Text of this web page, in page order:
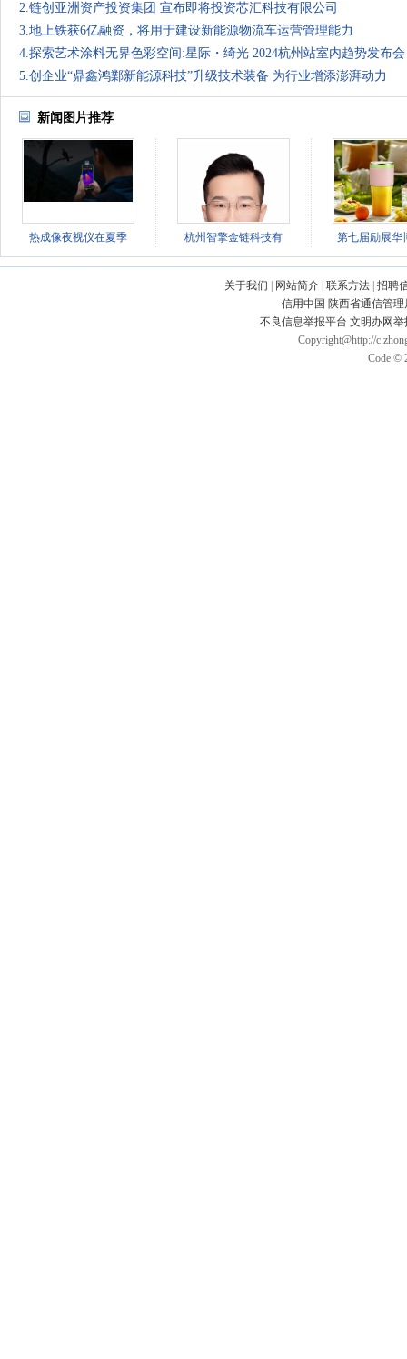
2.链创亚洲资产投资集团 宣布即将投资芯汇科技有限公司
3.地上铁获6亿融资，将用于建设新能源物流车运营管理能力
4.探索艺术涂料无界色彩空间:星际・绮光 2024杭州站室内趋势发布会
5.创企业“鼎鑫鸿鄴新能源科技”升级技术装备 为行业增添澎湃动力
新闻图片推荐
热成像夜视仪在夏季 杭州智擎金链科技有 第七届励展华
关于我们 网站简介 联系方法 招聘
信用中国 陕西省通信管理
不良信息举报平台 文明办网
Copyright@http://
Code ©